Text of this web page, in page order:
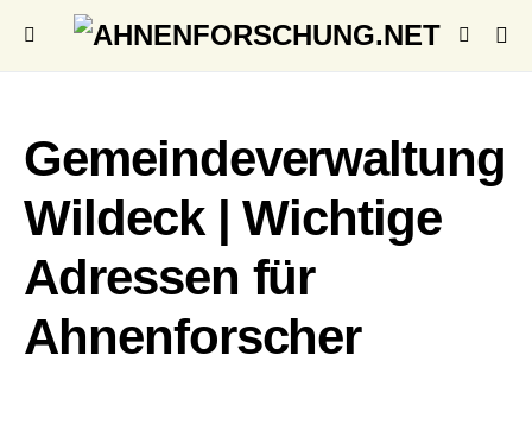
Gemeindeverwaltung
Wildeck | Wichtige
Adressen für
Ahnenforscher